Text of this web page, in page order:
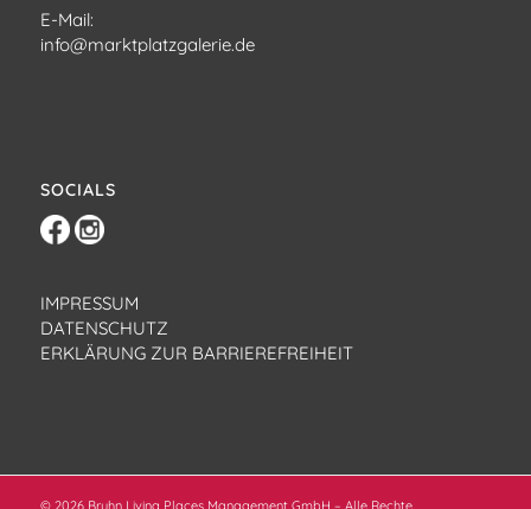
E-Mail:
info@marktplatzgalerie.de
SOCIALS
IMPRESSUM
DATENSCHUTZ
ERKLÄRUNG ZUR BARRIEREFREIHEIT
© 2026 Bruhn Living Places Management GmbH – Alle Rechte